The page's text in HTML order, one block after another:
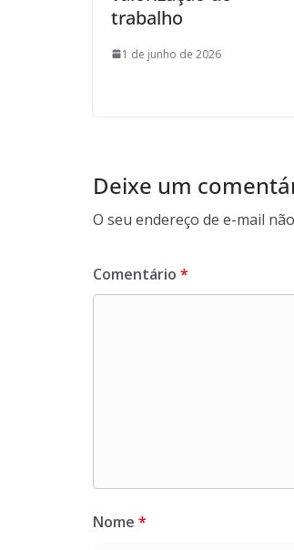
trabalho
1 de junho de 2026
Deixe um
O seu endereço de e-mail
Comentário *
Nome *